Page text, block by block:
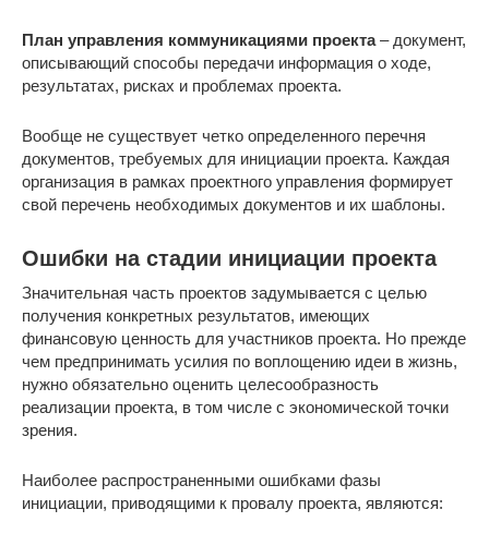
План управления коммуникациями проекта– документ,
описывающий способы передачи информация о ходе,
результатах, рисках и проблемах проекта.
Вообще не существует четко определенного перечня
документов, требуемых для инициации проекта. Каждая
организация в рамках проектного управления формирует
свой перечень необходимых документов и их шаблоны.
Ошибки на стадии инициации проекта
Значительная часть проектов задумывается с целью
получения конкретных результатов, имеющих
финансовую ценность для участников проекта. Но прежде
чем предпринимать усилия по воплощению идеи в жизнь,
нужно обязательно оценить целесообразность
реализации проекта, в том числе с экономической точки
зрения.
Наиболее распространенными ошибками фазы
инициации, приводящими к провалу проекта, являются: